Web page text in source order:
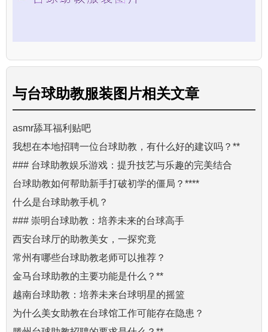
与台球助教服装图片相关文章
asmr舔耳福利贴吧
我想在本地招聘一位台球助教，有什么好的建议吗？**
### 台球助教娱乐游戏：提升技艺与乐趣的完美结合
台球助教如何帮助新手打破初学的僵局？****
什么是台球助教手机？
### 崇明台球助教：培养未来的台球高手
西安台球厅的助教美女，一探究竟
常州有哪些台球助教老师可以推荐？
金马台球助教的主要功能是什么？**
越南台球助教：培养未来台球明星的摇篮
为什么美女助教在台球馆工作可能存在隐患？